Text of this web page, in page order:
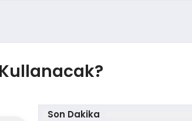
Kullanacak?
Son Dakika